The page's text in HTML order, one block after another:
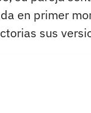
en primer
sus